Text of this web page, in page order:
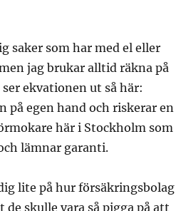
saker som har med el eller
jag brukar alltid räkna på
ekvationen ut så här:
på egen hand och riskerar en
här i Stockholm som
lämnar garanti.
lite på hur försäkringsbolag
skulle vara så pigga på att